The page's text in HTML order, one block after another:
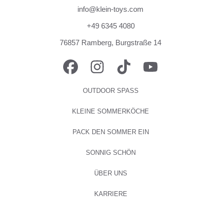
info@klein-toys.com
+49 6345 4080
76857 Ramberg, Burgstraße 14
FACEBOOKINSTAGRAMTIKTOK
OUTDOOR SPASS
KLEINE SOMMERKÖCHE
PACK DEN SOMMER EIN
SONNIG SCHÖN
ÜBER UNS
KARRIERE